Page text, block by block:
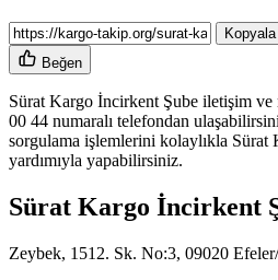
Kopyala
Beğen
Sürat Kargo İncirkent Şube iletişim
00 44 numaralı telefondan
sorgulama işlemlerini kolaylıkla Sürat
yardımıyla yapabilirsiniz.
Sürat Kargo İncirkent
Zeybek, 1512. Sk. No:3, 09020